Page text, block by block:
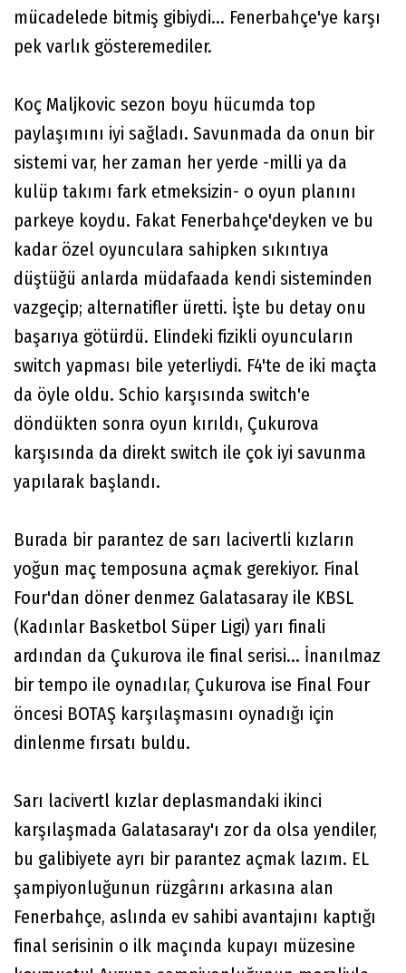
mücadelede bitmiş gibiydi... Fenerbahçe'ye karşı
pek varlık gösteremediler.
Koç Maljkovic sezon boyu hücumda top
paylaşımını iyi sağladı. Savunmada da onun bir
sistemi var, her zaman her yerde -milli ya da
kulüp takımı fark etmeksizin- o oyun planını
parkeye koydu. Fakat Fenerbahçe'deyken ve bu
kadar özel oyunculara sahipken sıkıntıya
düştüğü anlarda müdafaada kendi sisteminden
vazgeçip; alternatifler üretti. İşte bu detay onu
başarıya götürdü. Elindeki fizikli oyuncuların
switch yapması bile yeterliydi. F4'te de iki maçta
da öyle oldu. Schio karşısında switch'e
döndükten sonra oyun kırıldı, Çukurova
karşısında da direkt switch ile çok iyi savunma
yapılarak başlandı.
Burada bir parantez de sarı lacivertli kızların
yoğun maç temposuna açmak gerekiyor. Final
Four'dan döner denmez Galatasaray ile KBSL
(Kadınlar Basketbol Süper Ligi) yarı finali
ardından da Çukurova ile final serisi... İnanılmaz
bir tempo ile oynadılar, Çukurova ise Final Four
öncesi BOTAŞ karşılaşmasını oynadığı için
dinlenme fırsatı buldu.
Sarı lacivertl kızlar deplasmandaki ikinci
karşılaşmada Galatasaray'ı zor da olsa yendiler,
bu galibiyete ayrı bir parantez açmak lazım. EL
şampiyonluğunun rüzgârını arkasına alan
Fenerbahçe, aslında ev sahibi avantajını kaptığı
final serisinin o ilk maçında kupayı müzesine